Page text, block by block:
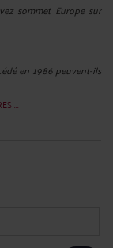
sommet Europe sur
en 1986 peuvent-ils
...